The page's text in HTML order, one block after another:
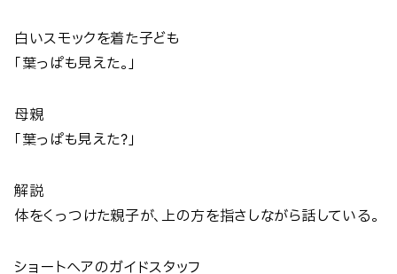
白いスモックを着た子ども
「葉っぱも見えた。」
母親
「葉っぱも見えた？」
解説
体をくっつけた親子が、上の方を指さしながら話している。
ショートヘアのガイドスタッフ